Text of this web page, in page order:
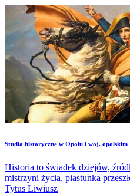
Studia historyczne w Opolu i woj. opolskim
Historia to świadek dziejów,
mistrzyni życia, piastunka
Tytus Liwiusz